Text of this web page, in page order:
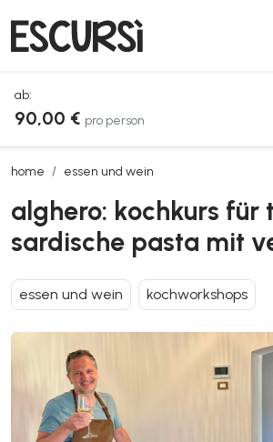
ab:
90,00 € pro person
home essen und wein
alghero: kochkurs für typisch sardische
alghero: kochkurs für
sardische pasta mit
essen und wein kochworkshops